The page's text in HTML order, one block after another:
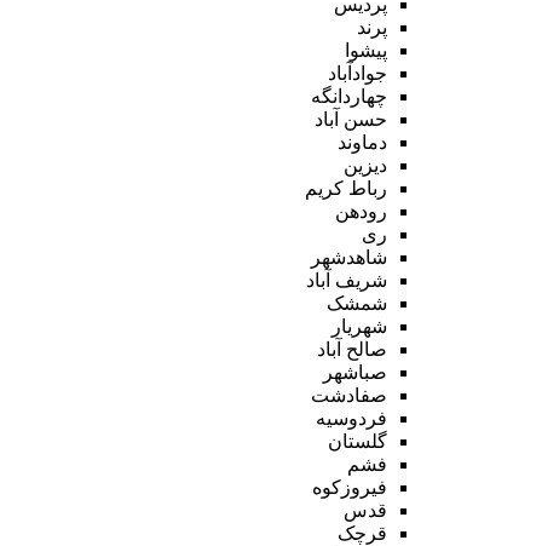
پرند
پیشوا
جوادآباد
چهاردانگه
حسن آباد
دماوند
دیزین
رباط کریم
رودهن
ری
شاهدشهر
شریف آباد
شمشک
شهریار
صالح آباد
صباشهر
صفادشت
فردوسیه
گلستان
فشم
فیروزکوه
قدس
قرچک